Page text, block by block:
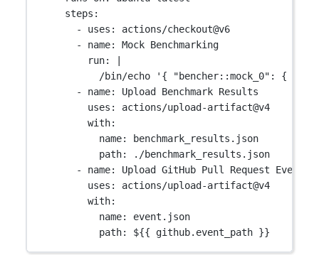
steps :
- uses : actions/checkout@v6
- name: Mock Benchmarking
run:
/bin/echo '{ "bencher::mock_0": {
- name: Upload Benchmark Results
uses : actions/upload-artifact@v4
with:
name:
benchmark_results.json
path:
./benchmark_results.json
- name: Upload GitHub Pull Request Event
uses : actions/upload-artifact@v4
with:
name: event.json
path: ${{ github.event_path }}